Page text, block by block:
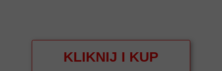
KLIKNIJ I KUP